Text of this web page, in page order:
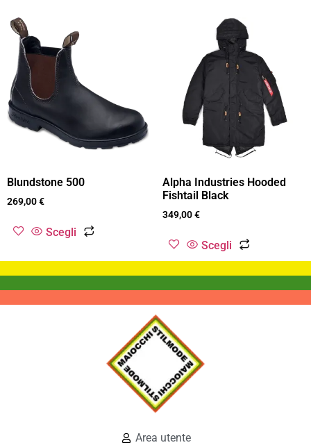
Blundstone 500
269,00€
Scegli
Alpha Industries Hooded
Fishtail Black
349,00€
Scegli
Area utente